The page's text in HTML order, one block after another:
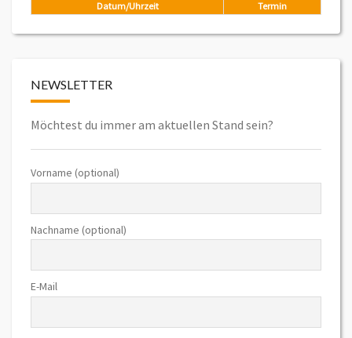
Datum/Uhrzeit Termin
NEWSLETTER
Möchtest du immer am aktuellen Stand sein?
Vorname (optional)
Nachname (optional)
E-Mail